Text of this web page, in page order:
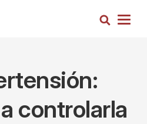
Busca
controlarla